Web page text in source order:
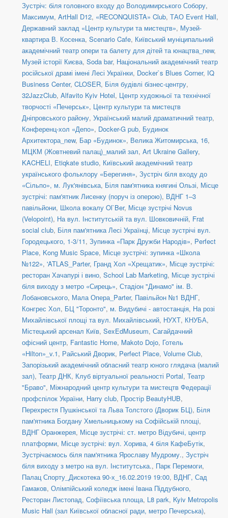
Зустріч: біля головного входу до Володимирського Собору,
Максимум, ArtHall D12, «RECONQUISTA» Club, ТАО Event Hall,
Державний заклад «Центр культури та мистецтв», Музей-
квартира В. Косенка, Scenario Cafe, Київський муніципальний
академічний театр опери та балету для дітей та юнацтва_new,
Музей історії Києва, Soda bar, Національний академічний театр
російської драмі імені Лесі Українки, Docker`s Blues Corner, IQ
Business Center, CLOSER, Біля будівлі бізнес-центру,
32JazzClub, Alfavito Kyiv Hotel, Центр художньої та технічної
творчості «Печерськ», Центр культури та мистецтв
Дніпровського району, Український малий драматичний театр,
Конференц-хол «Депо», Docker-G pub, Будинок
Архитектора_new, Бар «Будинок», Велика Житомирська, 16,
МЦКМ (Жовтневий палац)_малий зал, Art Ukraine Gallery,
KACHELI, Etiqkate studio, Київський академічний театр
українського фольклору «Берегиня», Зустріч біля входу до
«Сільпо», м. Лук'янівська, Біля пам'ятника княгині Ользі, Місце
зустрічі: пам'ятник Лисенку (поруч із оперою), ВДНГ 1–3
павільйони, Школа вокалу Ol`Ber, Місце зустрічі Novus
(Velopoint), На вул. Інститутській та вул. Шовковичній, Frat
social сlub, Біля пам'ятника Лесі Українці, Місце зустрічі вул.
Городецького, 1-3/11, Зупинка «Парк Дружби Народів», Perfect
Place, Kong Music Space, Місце зустрічі: зупинка «Школа
№122», 'ATLAS_Parter, Гранд Хол «Хрещатик», Місце зустрічі:
ресторан Хачапурі і вино, School Lab Marketing, Місце зустрічі
біля виходу з метро «Сирець», Стадіон "Динамо" ім. В.
Лобановського, Мала Опера_Parter, Павільйон №1 ВДНГ,
Конгрес Хол, БЦ "Торонто", м. Видубичі - автостанція, На розі
Михайлівської площі та вул. Михайлівський, НУХТ, КНУБА,
Містецький арсенал Київ, SexEdMuseum, Сагайдачний
офісний центр, Fantastic Home, Makoto Dojo, Готель
«Hilton»_v.1, Райський Дворик, Perfect Place, Volume Club,
Запорізький академічний обласний театр юного глядача (малий
зал), Театр ДНК, Клуб віртуальної реальності Portal, Театр
"Браво", Міжнародний центр культури та мистецтв Федерації
профспілок України, Harry club, Простір BeautyHUB,
Перехрестя Пушкінської та Льва Толстого (Дворик БЦ), Біля
пам'ятника Богдану Хмельницькому на Софійській площі,
ВДНГ Оранжерея, Місце зустрічі: ст. метро Відубичі, центр
платформи, Місце зустрічі: вул. Хорива, 4 біля КафеБутік,
Зустрічаємось біля пам'ятника Ярославу Мудрому., Зустріч
біля виходу з метро на вул. Інститутська., Парк Перемоги,
Палац Спорту_Дискотека 90-х_16.02.2019 19:00, ВДНГ, Сад
Гамаков, Олімпійський коледж імені Івана Піддубного,
Ресторан Листопад, Софіївська площа, L8 park, Kyiv Metropolis
Music Hall (зал Київської обласної ради, метро Печерська),